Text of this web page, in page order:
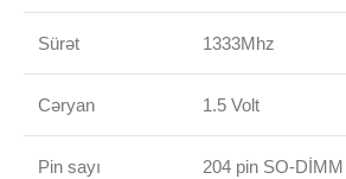
Sürət 1333Mhz
Cəryan 1.5 Volt
Pin sayı 204 pin SO-DİMM